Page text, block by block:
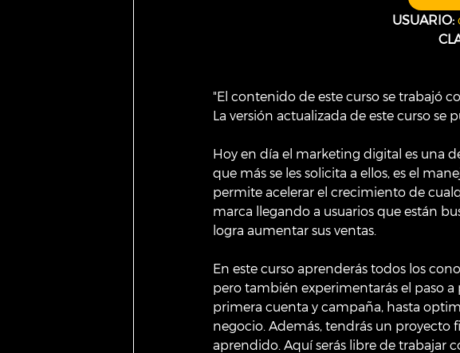
USUARIO:
"El contenido de este curso se trabajó
La versión actualizada de este curso se
Hoy en día el marketing digital es una
que más se les solicita a ellos, es el
permite acelerar el crecimiento de
marca llegando a usuarios que están
logra aumentar sus ventas.
En este curso aprenderás todos los
pero también experimentarás el paso
primera cuenta y campaña, hasta
negocio. Además, tendrás un proyecto
aprendido. Aquí serás libre de trabajar